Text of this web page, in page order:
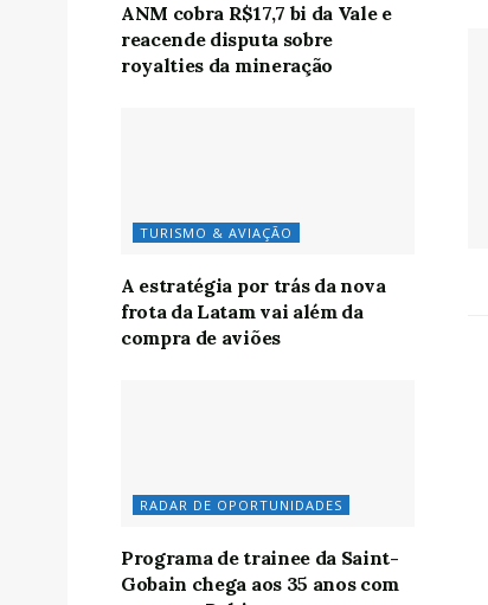
ANM cobra R$17,7 bi da Vale e
reacende disputa sobre
royalties da mineração
TURISMO & AVIAÇÃO
A estratégia por trás da nova
frota da Latam vai além da
compra de aviões
RADAR DE OPORTUNIDADES
Programa de trainee da Saint-
Gobain chega aos 35 anos com